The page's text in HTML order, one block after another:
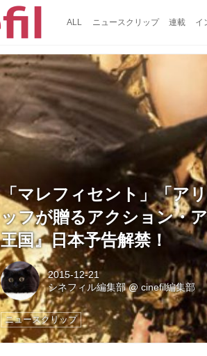
ALL ニュースクリップ 連載 イ
「マレフィセント」「ア
ッフが贈るアクション・­
王国』日本予告解禁！
2015-12-21
シネフィル編集部@cinefil編集部
ニュースクリップ